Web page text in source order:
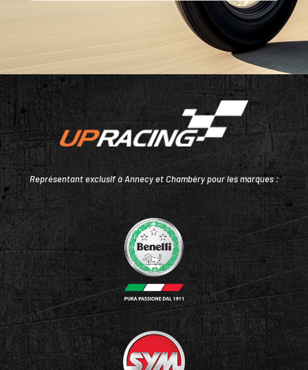
Représentant exclusif à Annecy et Chambéry pour les marques :